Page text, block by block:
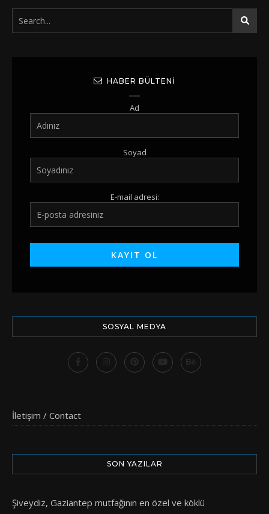
HABER BÜLTENI
Ad
Soyad
E-mail adresi:
SOSYAL MEDYA
İletişim / Contact
SON YAZILAR
Şiveydiz, Gaziantep mutfağının en özel ve köklü